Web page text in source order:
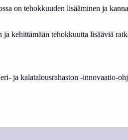
on tehokkuuden lisääminen ja
kehittämään tehokkuutta lisääviä
ja kalatalousrahaston -innovaatio-